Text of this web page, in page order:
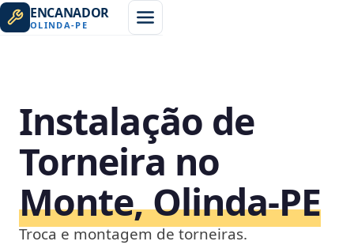
ENCANADOR
OLINDA-PE
Instalação de
Torneira no
Monte, Olinda‑PE
Troca e montagem de torneiras.